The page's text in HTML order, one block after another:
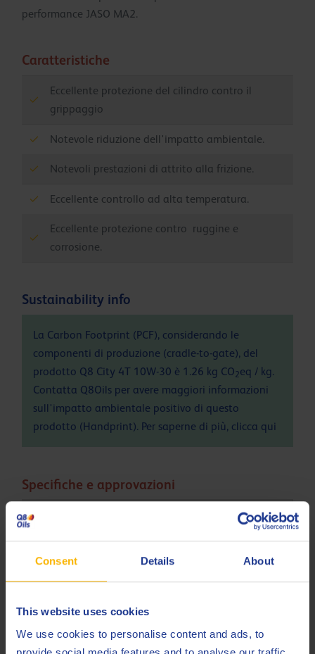
Consent Details About
This website uses cookies
We use cookies to personalise content and ads, to
performance JASO MA2.
Caratteristiche
Eccellente protezione del cilindro contro il
grippaggio
Notevole riduzione dell'impatto ambientale.
Notevoli prestazioni di attrito alla frizione.
Eccellente controllo ad alta temperatura.
Eccellente protezione contro ruggine e
corrosione.
Sustainability info
La Carbon Footprint (PCF), considerando le
componenti di produzione (cradle-to-gate), del
prodotto Q8 City 4T 10W-30 è 1.26 kg CO2eq / kg.
Contatta Q8Oils per avere maggiori informazioni
sull'impatto ambientale positivo di questo
prodotto (Handprint). Per saperne di più, clicca qui
Specifiche e approvazioni
JASO MA2
Prodotti correlati